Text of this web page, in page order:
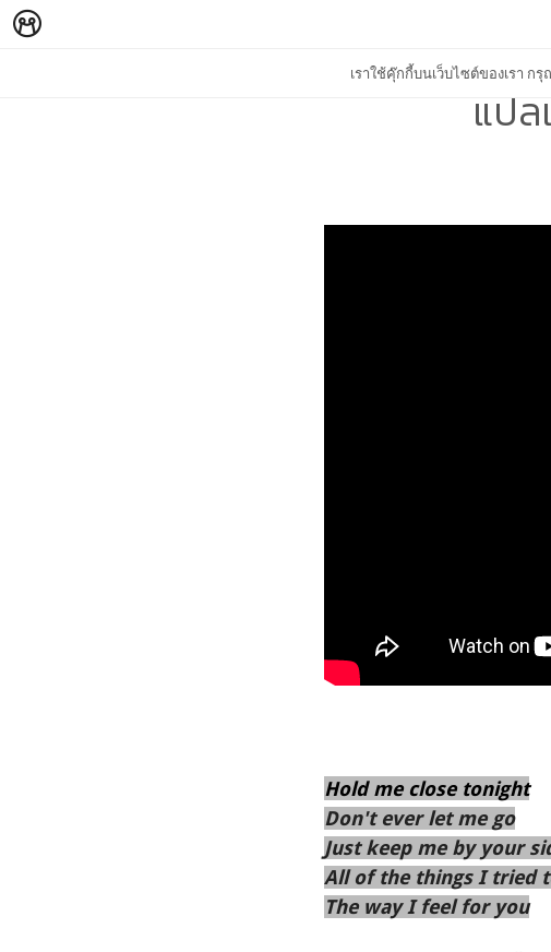
เราใช้คุ๊กกี้บนเว็บไซต์ของเรา ก
แปล
Hold me close tonight
Don't ever let me go
Just keep me by your
All of the things I tried
The way I feel for you